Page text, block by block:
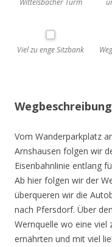
Wittelsbacher Turm
Viel zu enge Sitzbank
Vom Wanderparkplatz
Arnshausen folgen wir
Eisenbahnlinie entlang
Ab hier folgen wir der
überqueren wir die
nach Pfersdorf. Über
Wernquelle wo eine viel
ernährten und mit viel